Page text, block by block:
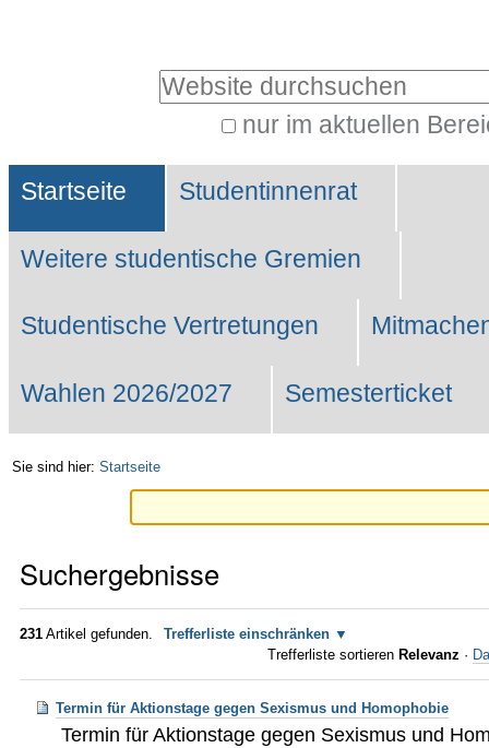
Website durchsuchen
nur im aktuellen
Suche…
Sektionen
Startseite Studentinnenrat
Weitere studentische Gremien
Studentische Vertretungen
Wahlen 2026/2027 Semesterticket
Sie sind hier: Startseite
Suchergebnisse
231 Artikel gefunden.
Trefferliste einschränken
Trefferliste sortieren Relevanz ·
Termin für Aktionstage gegen Sexismus und Homophobie
Termin für Aktionstage gegen Sexismus und